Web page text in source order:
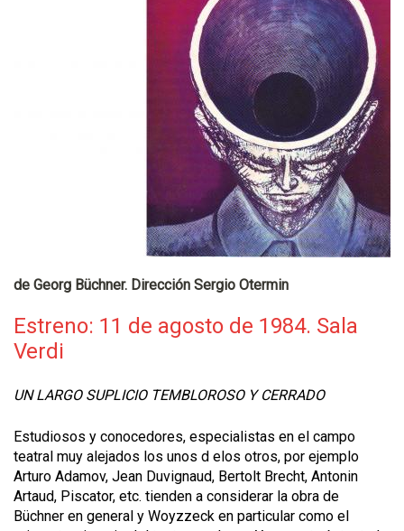
de Georg Büchner. Dirección Sergio Otermin
Estreno: 11 de agosto de 1984. Sala
Verdi
UN LARGO SUPLICIO TEMBLOROSO Y CERRADO
Estudiosos y conocedores, especialistas en el campo
teatral muy alejados los unos d elos otros, por ejemplo
Arturo Adamov, Jean Duvignaud, Bertolt Brecht, Antonin
Artaud, Piscator, etc. tienden a considerar la obra de
Büchner en general y Woyzzeck en particular como el